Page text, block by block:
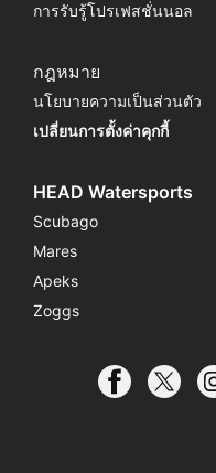
การรับรู้โปรเฟสชั่นนอล
กฎหมาย
นโยบายความเป็นส่วนตัว
เปลี่ยนการตั้งค่าคุกกี้
HEAD Watersports
Scubago
Mares
Apeks
Zoggs